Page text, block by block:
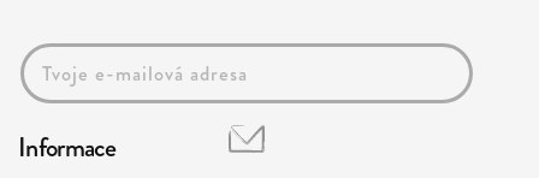
Informace